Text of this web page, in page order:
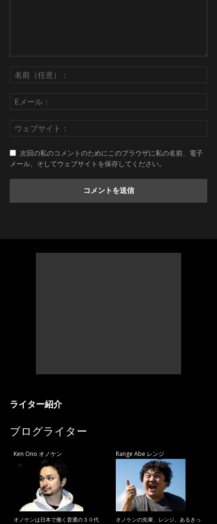
次回の私のコメントのためにこのブラウザに私の名前、電子
メール、そしてウェブサイトを保存してください。
ライター紹介
ブログライター
Ken Ono オノケン
オノケンは日本で働く普通の３０代
Range Abe レンジ
オノケンの先輩、レンジ。あるきっ